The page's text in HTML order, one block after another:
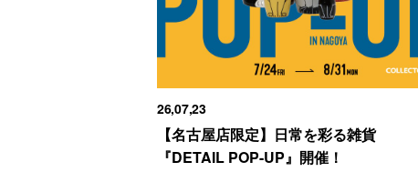
26,07,23
【名古屋店限定】日常を彩る雑貨
『DETAIL POP-UP』開催！